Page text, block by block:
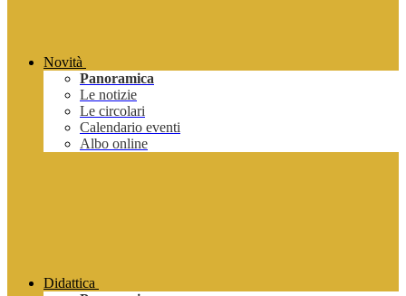
Novità
Panoramica
Le notizie
Le circolari
Calendario eventi
Albo online
Didattica